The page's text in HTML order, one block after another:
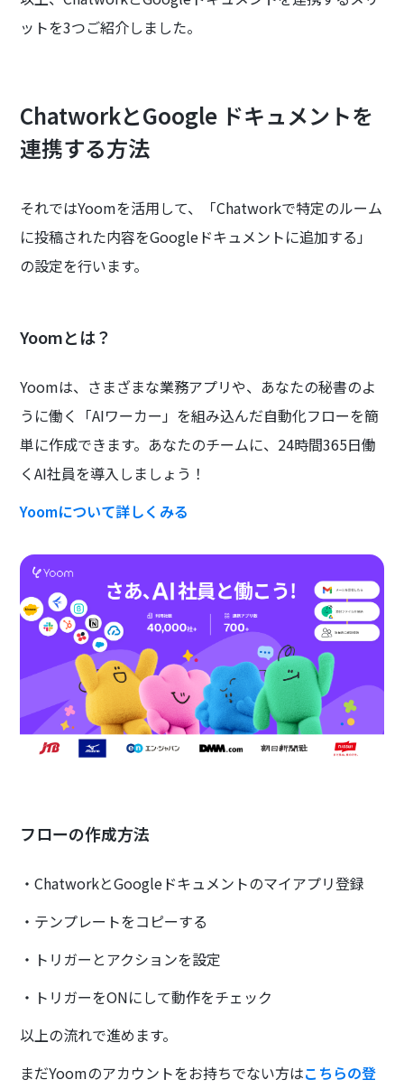
ットを3つご紹介しました。
ChatworkとGoogle ドキュメントを
連携する方法
それではYoomを活用して、「Chatworkで特定のルーム
に投稿された内容をGoogleドキュメントに追加する」
の設定を行います。
Yoomとは？
Yoomは、さまざまな業務アプリや、あなたの秘書のよ
うに働く「AIワーカー」を組み込んだ自動化フローを簡
単に作成できます。あなたのチームに、24時間365日働
くAI社員を導入しましょう！
Yoomについて詳しくみる
フローの作成方法
・ChatworkとGoogleドキュメントのマイアプリ登録
・テンプレートをコピーする
・トリガーとアクションを設定
・トリガーをONにして動作をチェック
以上の流れで進めます。
まだYoomのアカウントをお持ちでない方はこちらの登